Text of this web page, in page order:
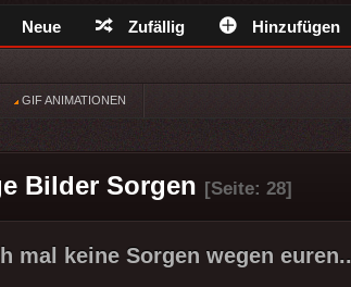
Neue Zufällig Hinzufügen
GIF ANIMATIONEN
Bilder Sorgen [Seite: 28]
mal keine Sorgen wegen euren..